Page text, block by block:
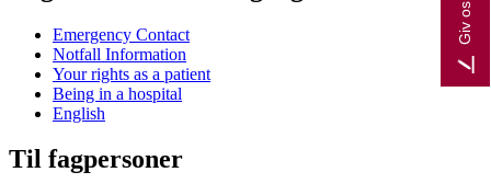
Emergency Contact
Notfall Information
Your rights as a patient
Being in a hospital
English
Til fagpersoner